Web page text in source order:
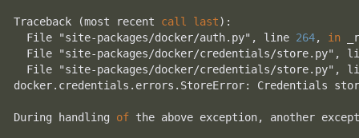
Traceback (most recent call last):
  File "site-packages/docker/auth.py", line
264, in
File "site-packages/docker/credentials/store.py",
File "site-packages/docker/credentials/store.py",
docker.credentials.errors.StoreError: Credentials
During handling of the above exception, another